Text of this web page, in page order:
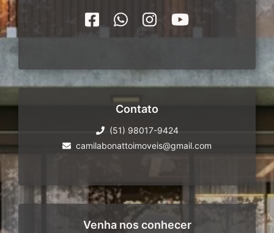
Contato
(51) 98017-9424
camilabonattoimoveis@gmail.com
Venha nos conhecer